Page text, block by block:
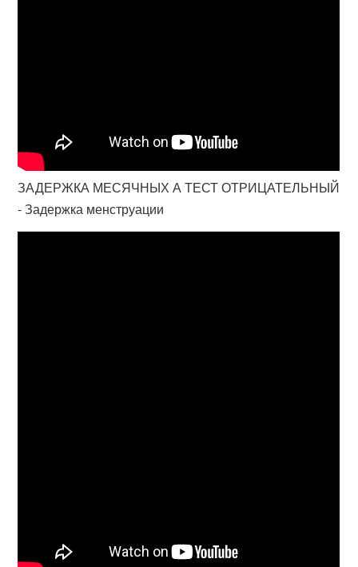
ЗАДЕРЖКА МЕСЯЧНЫХ А ТЕСТ ОТРИЦАТЕЛЬНЫЙ
- Задержка менструации